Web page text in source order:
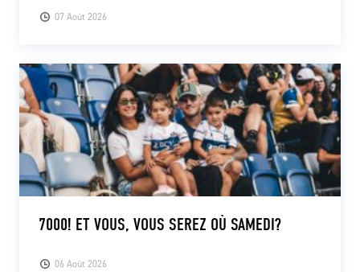
PRESSE ET MEDIAS
07 Août 2026
06 Août 2026
7000! ET VOUS, VOUS SEREZ OÙ SAMEDI?